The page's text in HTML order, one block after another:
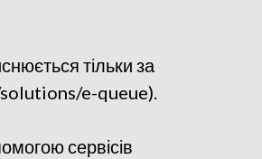
тільки за
e-queue).
сервісів